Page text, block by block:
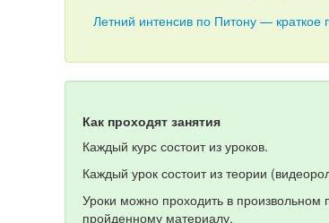
Летний интенсив по Питону — краткое
Как проходят занятия
Каждый курс состоит из уроков.
Каждый урок состоит из теории
Уроки можно проходить в
пройденному материалу.